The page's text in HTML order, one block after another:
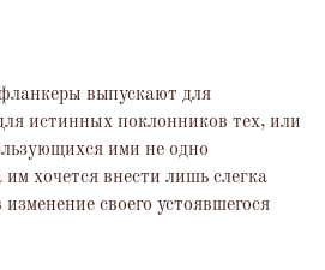
выпускают для
истинных поклонников тех, или
ими не одно
им хочется внести лишь слегка
своего устоявшегося